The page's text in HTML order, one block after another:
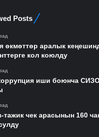
Posts
өкмөттөр аралык
кол коюлду
иши боюнча
тажик чек арасынын 160